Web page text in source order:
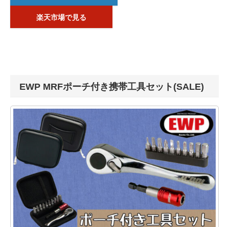
楽天市場で見る
EWP MRFポーチ付き携帯工具セット(SALE)